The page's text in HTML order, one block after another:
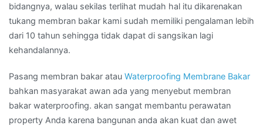
bidangnya, walau sekilas terlihat mudah hal itu dikarenakan
tukang membran bakar kami sudah memiliki pengalaman lebih
dari 10 tahun sehingga tidak dapat di sangsikan lagi
kehandalannya.
Pasang membran bakar atau Waterproofing Membrane Bakar
bahkan masyarakat awan ada yang menyebut membran
bakar waterproofing. akan sangat membantu perawatan
property Anda karena bangunan anda akan kuat dan awet